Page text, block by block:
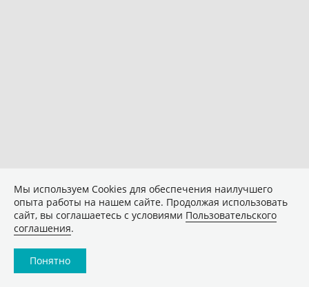
Мы используем Сookies для обеспечения наилучшего
опыта работы на нашем сайте. Продолжая использовать
сайт, вы соглашаетесь с условиями Пользовательского
соглашения.
Понятно